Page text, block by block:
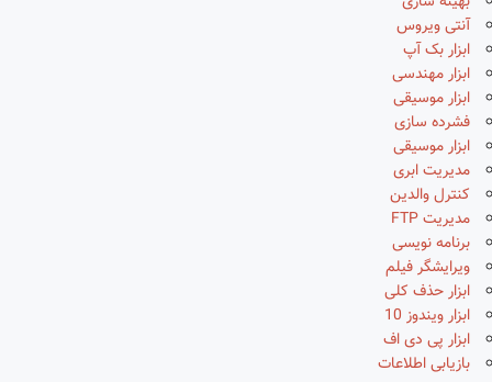
آنتی ویروس
ابزار بک آپ
ابزار مهندسی
ابزار موسیقی
فشرده سازی
ابزار موسیقی
مدیریت ابری
کنترل والدین
مدیریت FTP
برنامه نویسی
ویرایشگر فیلم
ابزار حذف کلی
ابزار ویندوز 10
ابزار پی دی اف
بازیابی اطلاعات